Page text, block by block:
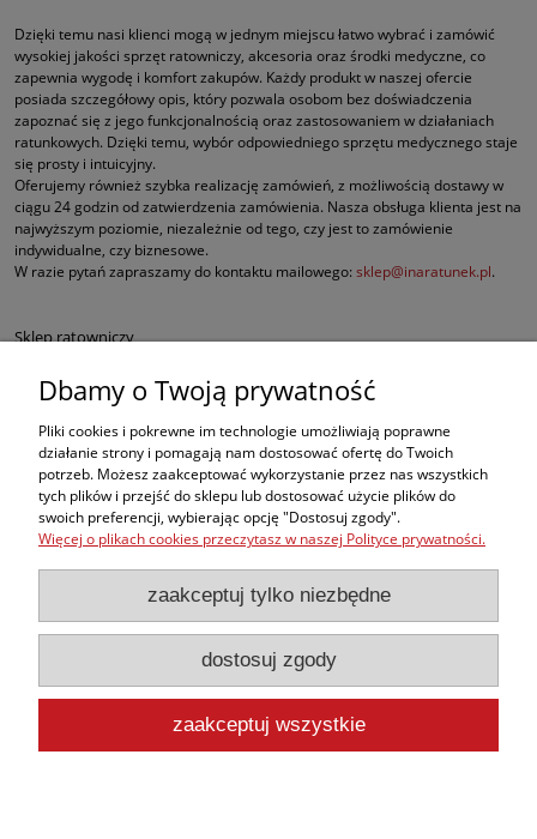
Dzięki temu nasi klienci mogą w jednym miejscu łatwo wybrać i zamówić
wysokiej jakości sprzęt ratowniczy, akcesoria oraz środki medyczne, co
zapewnia wygodę i komfort zakupów. Każdy produkt w naszej ofercie
posiada szczegółowy opis, który pozwala osobom bez doświadczenia
zapoznać się z jego funkcjonalnością oraz zastosowaniem w działaniach
ratunkowych. Dzięki temu, wybór odpowiedniego sprzętu medycznego staje
się prosty i intuicyjny.
Oferujemy również szybka realizację zamówień, z możliwością dostawy w
ciągu 24 godzin od zatwierdzenia zamówienia. Nasza obsługa klienta jest na
najwyższym poziomie, niezależnie od tego, czy jest to zamówienie
indywidualne, czy biznesowe.
W razie pytań zapraszamy do kontaktu mailowego: sklep@inaratunek.pl.
Sklep ratowniczy
Defibrylatory AED
Fantomy RKO
Sprzęt ratowniczy dla służb mundurowych
Apteczki pierwszej pomocy
, ale w naszej ofercie znajdą Państwo także inne produkty medyczne
najwyższej jakości, takie jak sprzęt do ewakuacji czy nowoczesne środki do
opatrywania oparzeń i krwotoków.
pokaż pełną wersję strony
Dbamy o Twoją prywatność
Pliki cookies i pokrewne im technologie umożliwiają poprawne
działanie strony i pomagają nam dostosować ofertę do Twoich
potrzeb. Możesz zaakceptować wykorzystanie przez nas wszystkich
tych plików i przejść do sklepu lub dostosować użycie plików do
swoich preferencji, wybierając opcję "Dostosuj zgody".
Więcej o plikach cookies przeczytasz w naszej Polityce prywatności.
zaakceptuj tylko niezbędne
dostosuj zgody
zaakceptuj wszystkie